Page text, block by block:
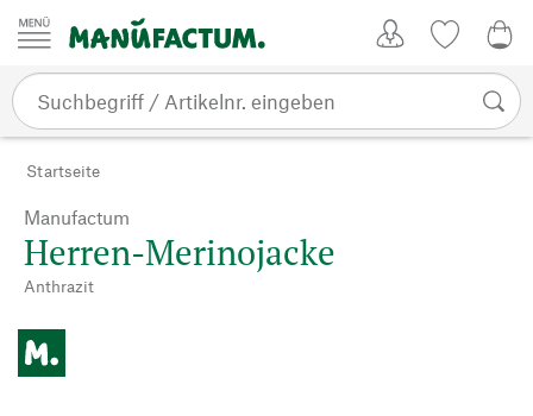
Zum Inhalt springen
Startseite
Manufactum
Herren-Merinojacke
Anthrazit